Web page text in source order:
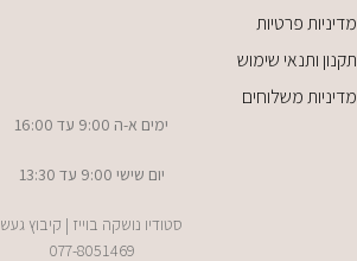
מדיניות פרטיות
תקנון ותנאי שימוש
מדיניות משלוחים
ימים א-ה 9:00 עד 16:00
יום שישי 9:00 עד 13:30
סטודיו נושקה בוייז | קיבוץ געש
077-8051469